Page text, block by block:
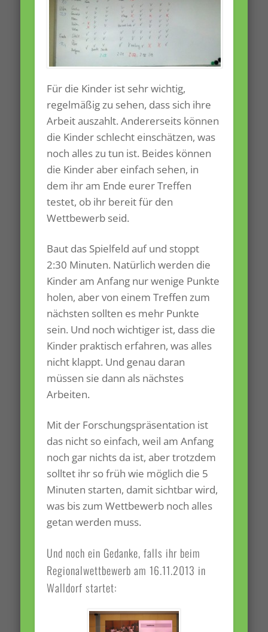
Für die Kinder ist sehr wichtig,
regelmäßig zu sehen, dass sich ihre
Arbeit auszahlt. Andererseits können
die Kinder schlecht einschätzen, was
noch alles zu tun ist. Beides können
die Kinder aber einfach sehen, in
dem ihr am Ende eurer Treffen
testet, ob ihr bereit für den
Wettbewerb seid.
Baut das Spielfeld auf und stoppt
2:30 Minuten. Natürlich werden die
Kinder am Anfang nur wenige Punkte
holen, aber von einem Treffen zum
nächsten sollten es mehr Punkte
sein. Und noch wichtiger ist, dass die
Kinder praktisch erfahren, was alles
nicht klappt. Und genau daran
müssen sie dann als nächstes
Arbeiten.
Mit der Forschungspräsentation ist
das nicht so einfach, weil am Anfang
noch gar nichts da ist, aber trotzdem
solltet ihr so früh wie möglich die 5
Minuten starten, damit sichtbar wird,
was bis zum Wettbewerb noch alles
getan werden muss.
Und noch ein Gedanke, falls ihr beim
Regionalwettbewerb am 16.11.2013 in
Walldorf startet: